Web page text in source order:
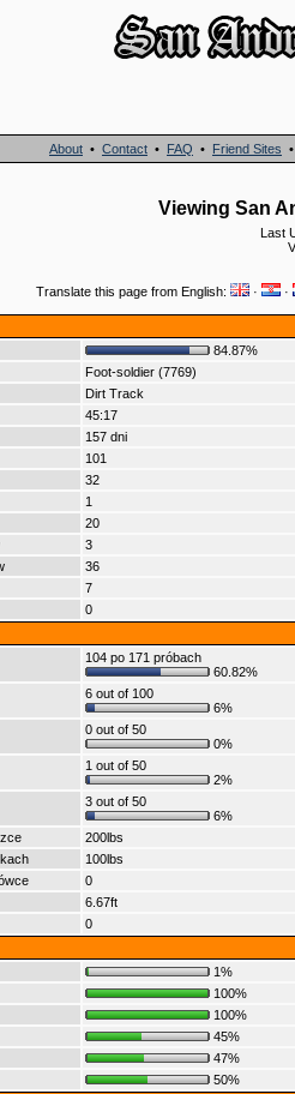
About • Contact • FAQ • Friend Sites
Viewing San
Last
Translate this page from English: · ·
84.87%
Foot-soldier (7769)
Dirt Track
45:17
157 dni
101
32
1
20
3
36
7
0
104 po 171 próbach
60.82%
6 out of 100
6%
0 out of 50
0%
1 out of 50
2%
3 out of 50
6%
200lbs
100lbs
0
6.67ft
0
1%
100%
100%
45%
47%
50%